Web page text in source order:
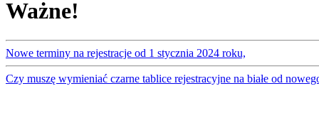
Ważne!
Nowe terminy na rejestracje od 1 stycznia 2024 roku,
Czy muszę wymieniać czarne tablice rejestracyjne na białe od